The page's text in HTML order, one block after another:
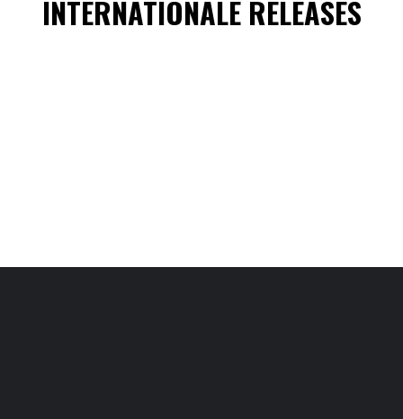
INTERNATIONALE RELEASES